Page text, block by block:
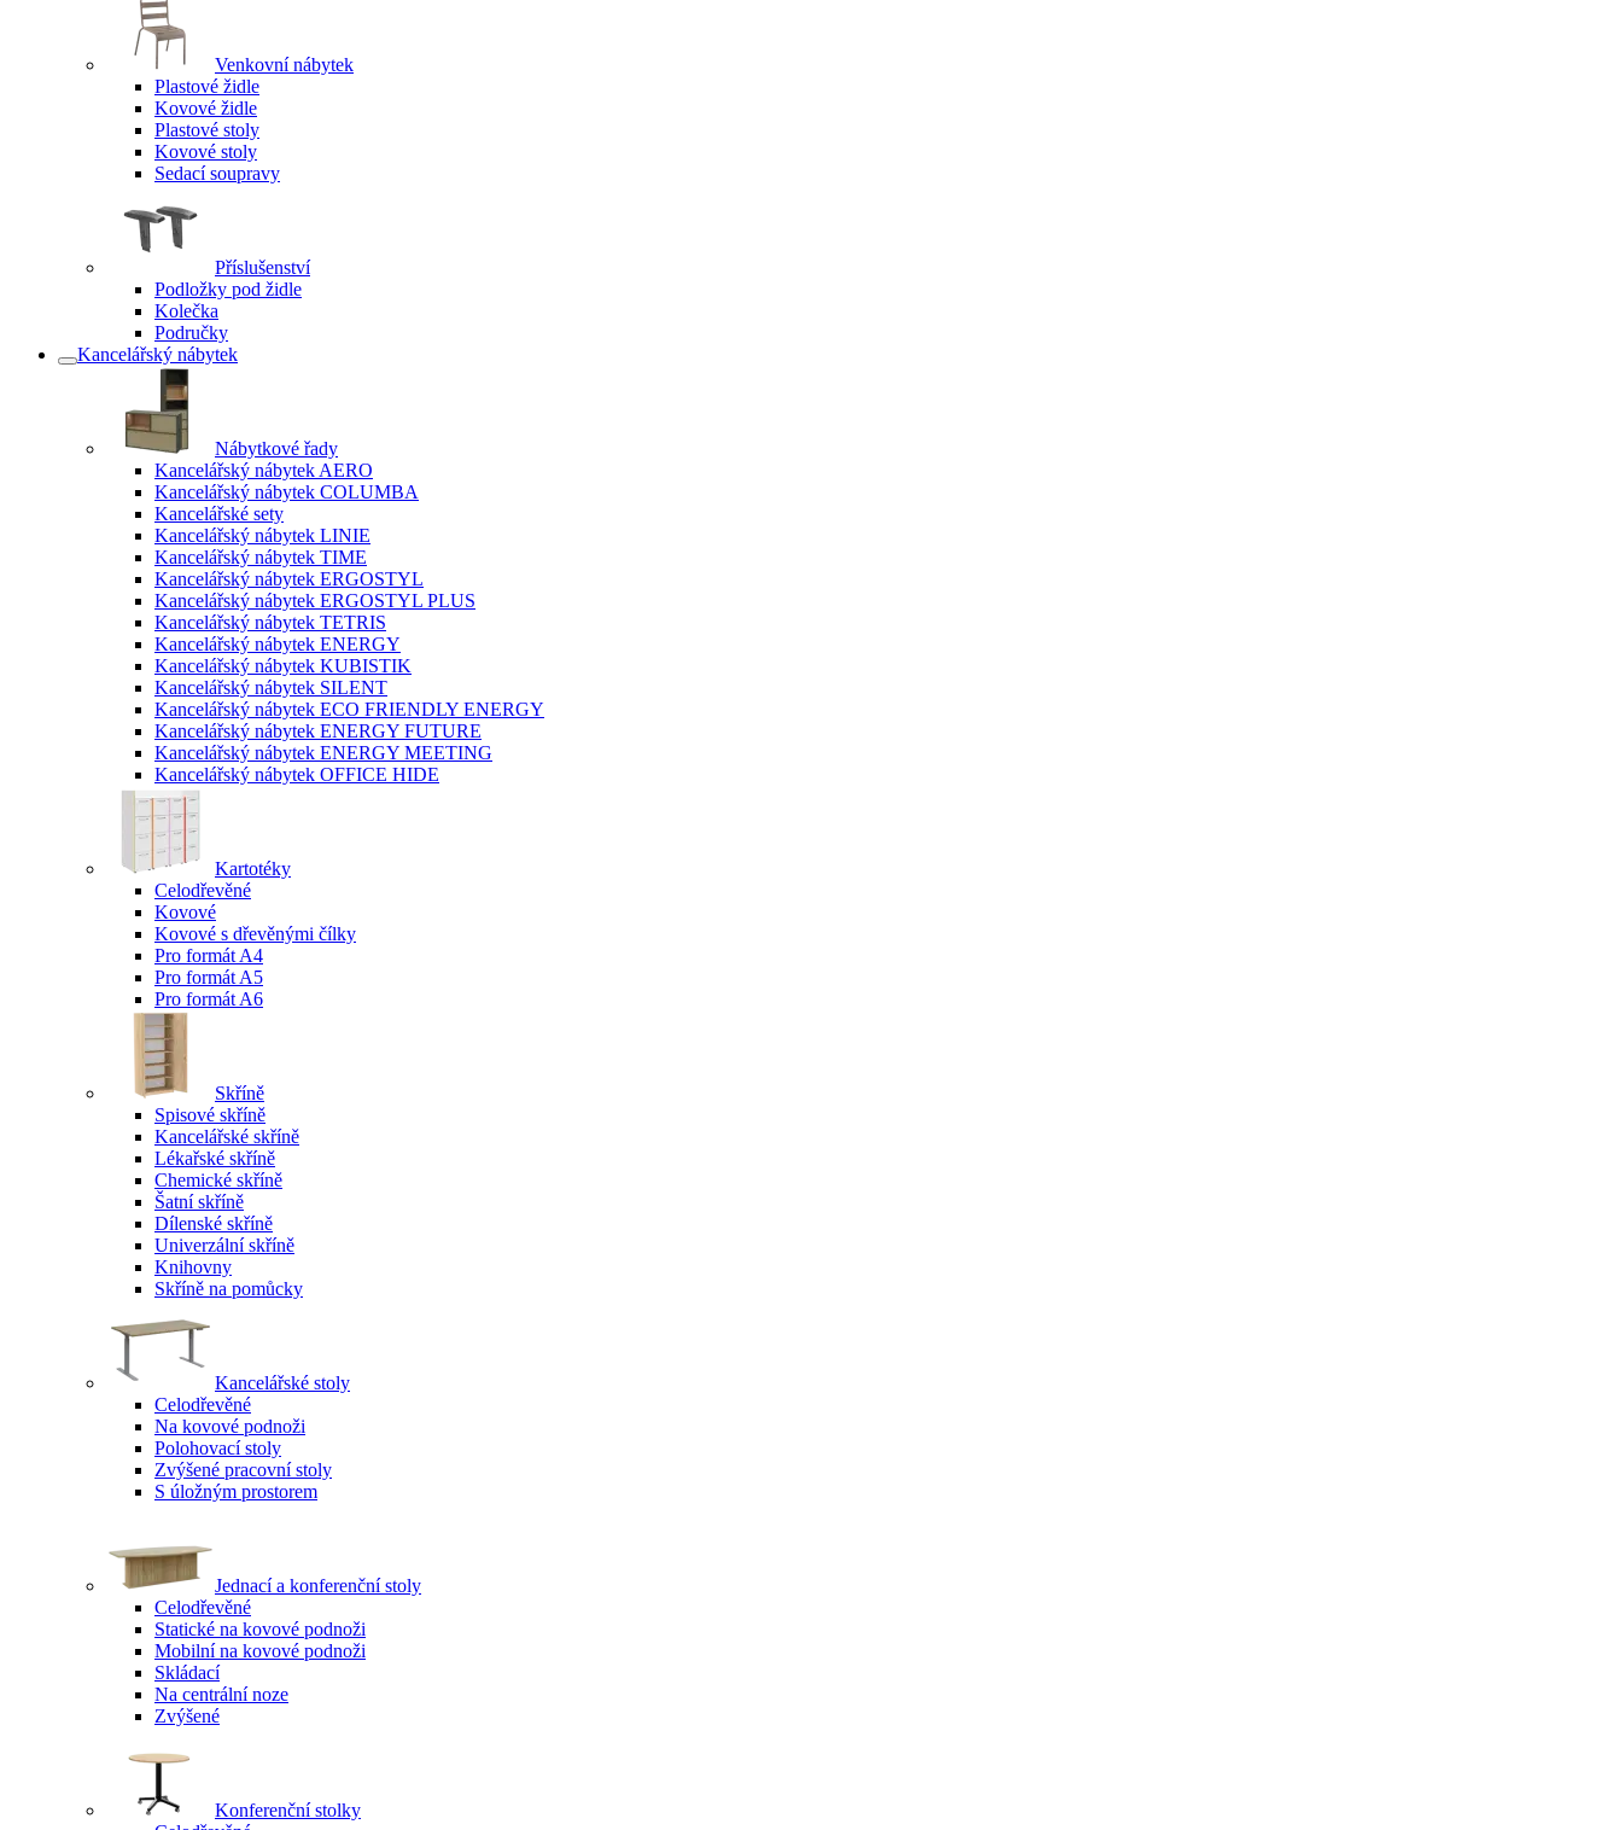
Venkovní nábytek
Plastové židle
Kovové židle
Plastové stoly
Kovové stoly
Sedací soupravy
Příslušenství
Podložky pod židle
Kolečka
Područky
Kancelářský nábytek
Nábytkové řady
Kancelářský nábytek AERO
Kancelářský nábytek COLUMBA
Kancelářské sety
Kancelářský nábytek LINIE
Kancelářský nábytek TIME
Kancelářský nábytek ERGOSTYL
Kancelářský nábytek ERGOSTYL PLUS
Kancelářský nábytek TETRIS
Kancelářský nábytek ENERGY
Kancelářský nábytek KUBISTIK
Kancelářský nábytek SILENT
Kancelářský nábytek ECO FRIENDLY ENERGY
Kancelářský nábytek ENERGY FUTURE
Kancelářský nábytek ENERGY MEETING
Kancelářský nábytek OFFICE HIDE
Kartotéky
Celodřevěné
Kovové
Kovové s dřevěnými čílky
Pro formát A4
Pro formát A5
Pro formát A6
Skříně
Spisové skříně
Kancelářské skříně
Lékařské skříně
Chemické skříně
Šatní skříně
Dílenské skříně
Univerzální skříně
Knihovny
Skříně na pomůcky
Kancelářské stoly
Celodřevěné
Na kovové podnoži
Polohovací stoly
Zvýšené pracovní stoly
S úložným prostorem
Jednací a konferenční stoly
Celodřevěné
Statické na kovové podnoži
Mobilní na kovové podnoži
Skládací
Na centrální noze
Zvýšené
Konferenční stolky